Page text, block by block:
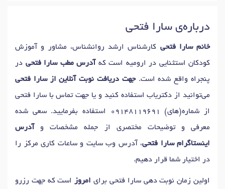
درباره‌ی سارا فتحی
خانم سارا فتحی کارشناس ارشد روانشناس، مشاور و آموزش
کودکان استثنایی در ارومیه است که آدرس مطب سارا فتحی در
پنجراه واقع شده است.جهت دریافت نوبت آنلاین از سارا فتحی
می‌توانید از دکتریاب استفاده کنید و یا جهت تماس با سارا فتحی
از شماره(های)
09148119691
استفاده بفرمایید. سعی شده
معرفی و توضیحات مختصری از جمله مشخصات و آدرس
اینستاگرام سارا فتحی، آدرس وب سایت و ساعات کاری مرکز را
در اختیار شما قرار دهیم.
اولین زمان نوبت دهی سارا فتحی برای امروز است که جهت رزرو